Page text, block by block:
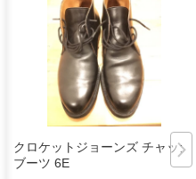
クロケットジョーンズ チャッカ
ブーツ 6E